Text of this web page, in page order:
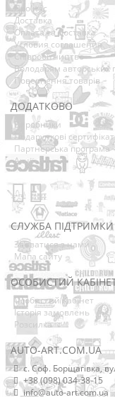
Про нас
Доставка
Оплата та Доставка
Условия соглашения
Співробітництво
Володарям авторських
Повернення товарів
ДОДАТКОВО
Виробники
Подарункові
Партнерська програма
Акції
СЛУЖБА ПІДТРИМКИ
Зв’язатися з нами
Мапа сайту
ОСОБИСТИЙ
Особистий Кабінет
Історія замовлень
Розсилка
AUTO-ART.COM.UA
с. Соф. Борщагівка,
+38 (098) 034-38-15
info@auto-art.com.ua